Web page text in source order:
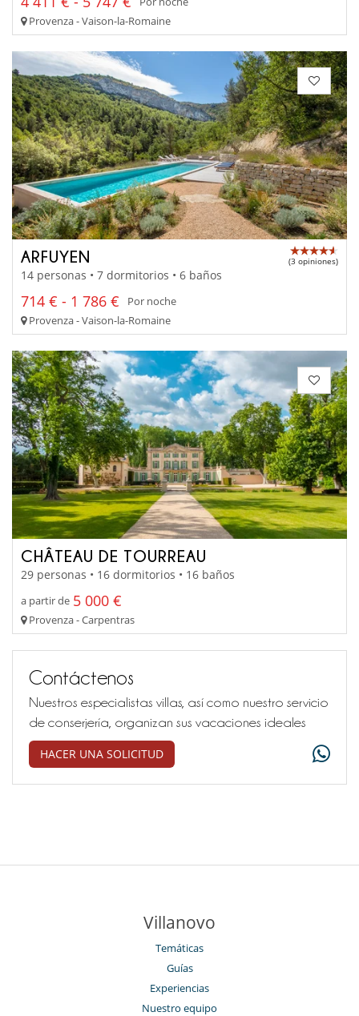
Provenza - Vaison-la-Romaine
ARFUYEN (3 opiniones)
14 personas • 7 dormitorios • 6 baños
714 € - 1 786 €
Por noche
Provenza - Vaison-la-Romaine
CHÂTEAU DE TOURREAU
29 personas • 16 dormitorios • 16 baños
a partir de 5 000 €
Provenza - Carpentras
Contáctenos
Nuestros especialistas villas, así como nuestro servicio
de conserjería, organizan sus vacaciones ideales
HACER UNA SOLICITUD
Villanovo
Temáticas
Guías
Experiencias
Nuestro equipo